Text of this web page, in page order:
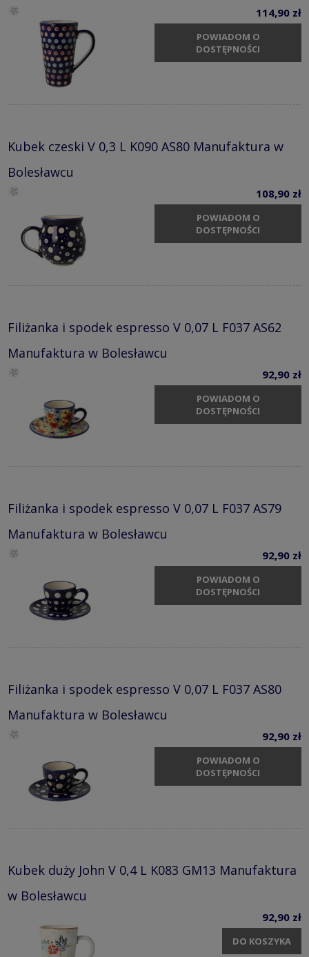
114,90 zł
POWIADOM O
DOSTĘPNOŚCI
Kubek czeski V 0,3 L K090 AS80 Manufaktura w
Bolesławcu
108,90 zł
POWIADOM O
DOSTĘPNOŚCI
Filiżanka i spodek espresso V 0,07 L F037 AS62
Manufaktura w Bolesławcu
92,90 zł
POWIADOM O
DOSTĘPNOŚCI
Filiżanka i spodek espresso V 0,07 L F037 AS79
Manufaktura w Bolesławcu
92,90 zł
POWIADOM O
DOSTĘPNOŚCI
Filiżanka i spodek espresso V 0,07 L F037 AS80
Manufaktura w Bolesławcu
92,90 zł
POWIADOM O
DOSTĘPNOŚCI
Kubek duży John V 0,4 L K083 GM13 Manufaktura
w Bolesławcu
92,90 zł
DO KOSZYKA